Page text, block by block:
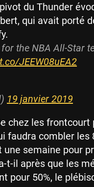
du Thunder
qui avait porté
the NBA All-Star
JEEW08uEA2
19 janvier 2019
chez les frontcourt
faudra combler les
semaine pour
t-il après que les
pour 50%, le